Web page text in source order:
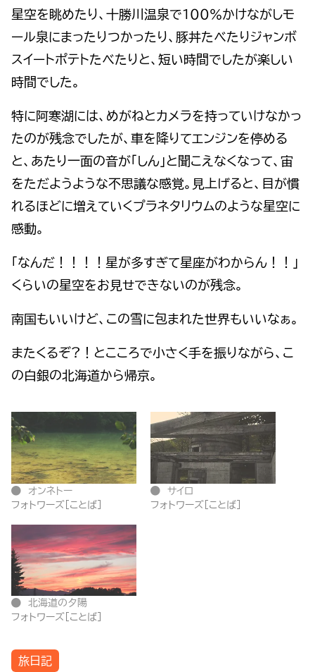
星空を眺めたり、十勝川温泉で１００％かけながしモ
ール泉にまったりつかったり、豚丼たべたりジャンボ
スイートポテトたべたりと、短い時間でしたが楽しい
時間でした。
特に阿寒湖には、めがねとカメラを持っていけなかっ
たのが残念でしたが、車を降りてエンジンを停める
と、あたり一面の音が「しん」と聞こえなくなって、宙
をただようような不思議な感覚。見上げると、目が慣
れるほどに増えていくプラネタリウムのような星空に
感動。
「なんだ！！！！星が多すぎて星座がわからん！！」
くらいの星空をお見せできないのが残念。
南国もいいけど、この雪に包まれた世界もいいなぁ。
またくるぞ?！とこころで小さく手を振りながら、こ
の白銀の北海道から帰京。
オンネトー
フォトワーズ[ことば]
サイロ
フォトワーズ[ことば]
北海道の夕陽
フォトワーズ[ことば]
旅日記